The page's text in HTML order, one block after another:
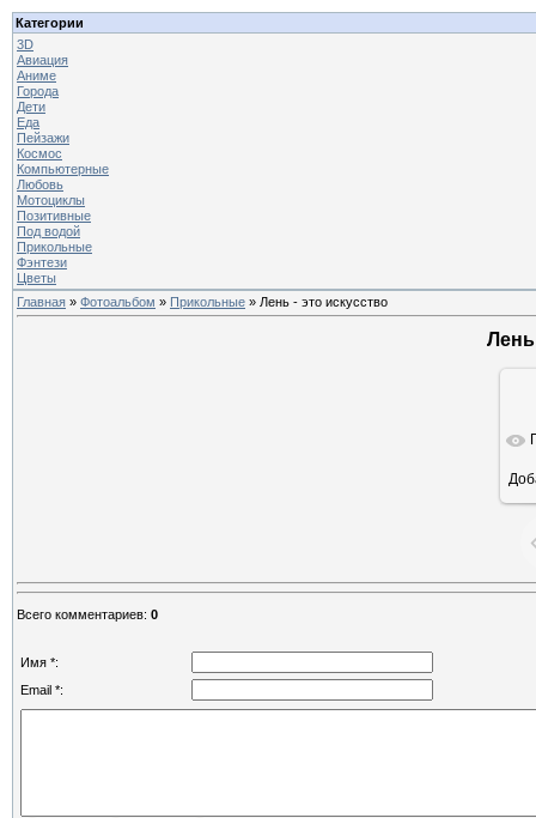
Категории
3D
Авиация
Аниме
Города
Дети
Еда
Пейзажи
Космос
Компьютерные
Любовь
Мотоциклы
Позитивные
Под водой
Прикольные
Фэнтези
Цветы
Главная » Фотоальбом » Прикольные » Лень - это искусство
Лень
Всего комментариев: 0
Имя *:
Email *: